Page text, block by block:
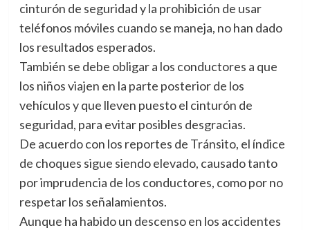
cinturón de seguridad y la prohibición de usar
teléfonos móviles cuando se maneja, no han dado
los resultados esperados.
También se debe obligar a los conductores a que
los niños viajen en la parte posterior de los
vehículos y que lleven puesto el cinturón de
seguridad, para evitar posibles desgracias.
De acuerdo con los reportes de Tránsito, el índice
de choques sigue siendo elevado, causado tanto
por imprudencia de los conductores, como por no
respetar los señalamientos.
Aunque ha habido un descenso en los accidentes